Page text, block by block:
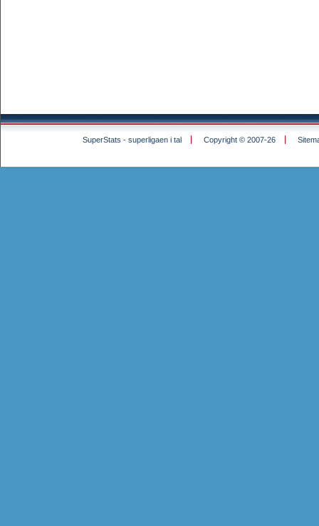
SuperStats - superligaen i tal Copyright © 2007-26